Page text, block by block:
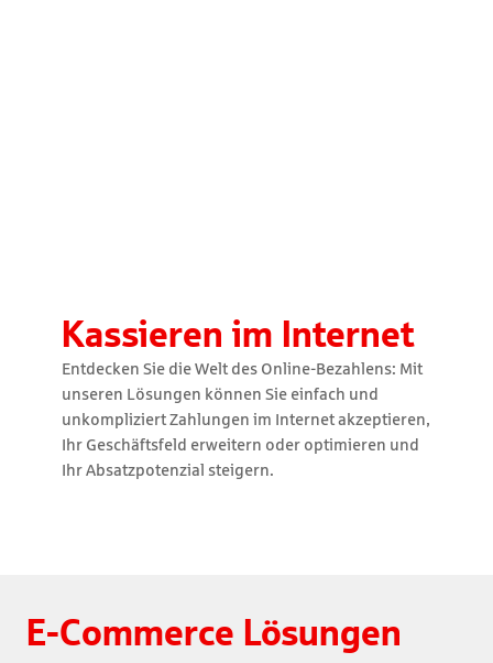
Kassieren im Internet
Entdecken Sie die Welt des Online-Bezahlens: Mit
unseren Lösungen können Sie einfach und
unkompliziert Zahlungen im Internet akzeptieren,
Ihr Geschäftsfeld erweitern oder optimieren und
Ihr Absatzpotenzial steigern.
E-Commerce Lösungen